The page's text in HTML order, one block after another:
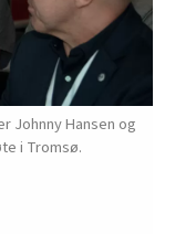
Johnny Hansen og
i Tromsø.